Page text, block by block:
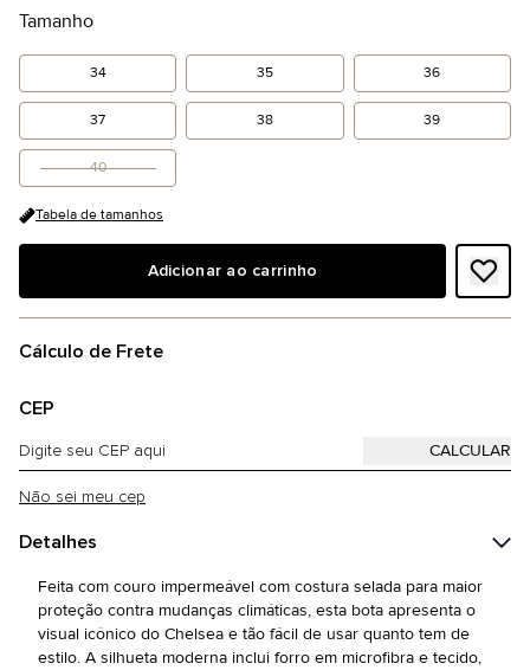
Tamanho
34 35 36
37 38 39
40
Tabela de tamanhos
Adicionar ao carrinho
Cálculo de Frete
CEP
Não sei meu cep
Detalhes
Feita com couro impermeável com costura selada para maior
proteção contra mudanças climáticas, esta bota apresenta o
visual icônico do Chelsea e tão fácil de usar quanto tem de
estilo. A silhueta moderna inclui forro em microfibra e tecido,